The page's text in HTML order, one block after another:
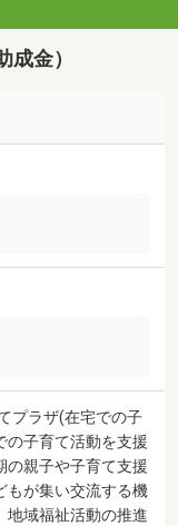
金）
プラザ(在宅での子
の子育て活動を支援
の親子や子育て支援
もが集い交流する機
地域福祉活動の推進